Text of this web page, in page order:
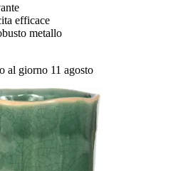
efficace
metallo
al giorno 11 agosto